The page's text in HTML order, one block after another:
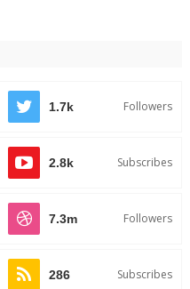
1.7k Followers
2.8k Subscribes
7.3m Followers
286 Subscribes